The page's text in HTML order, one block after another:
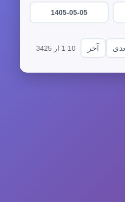
1405-05-05
آخر 1-10 از 3425